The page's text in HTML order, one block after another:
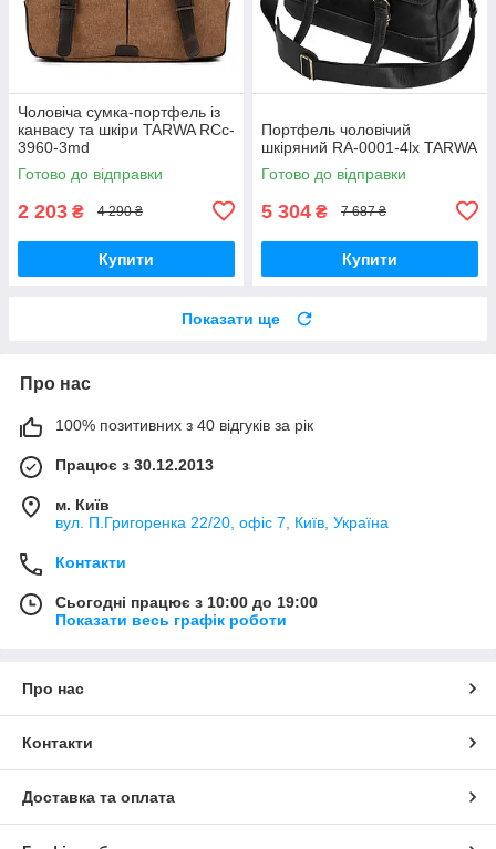
Чоловіча сумка-портфель із
канвасу та шкіри TARWA RCc-
3960-3md
Готово до відправки
2 203 ₴ 4 290 ₴
Купити
Портфель чоловічий
шкіряний RA-0001-4lx TARWA
Готово до відправки
5 304 ₴ 7 687 ₴
Купити
Показати ще
Про нас
100% позитивних з 40 відгуків за рік
Працює з 30.12.2013
м. Київ
вул. П.Григоренка 22/20, офіс 7, Київ, Україна
Контакти
Сьогодні працює з 10:00 до 19:00
Показати весь графік роботи
Про нас
Контакти
Доставка та оплата